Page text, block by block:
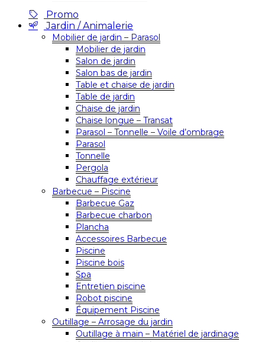
Promo
Jardin / Animalerie
Mobilier de jardin – Parasol
Mobilier de jardin
Salon de jardin
Salon bas de jardin
Table et chaise de jardin
Table de jardin
Chaise de jardin
Chaise longue – Transat
Parasol – Tonnelle – Voile d’ombrage
Parasol
Tonnelle
Pergola
Chauffage extérieur
Barbecue – Piscine
Barbecue Gaz
Barbecue charbon
Plancha
Accessoires Barbecue
Piscine
Piscine bois
Spa
Entretien piscine
Robot piscine
Équipement Piscine
Outillage – Arrosage du jardin
Outillage à main – Matériel de jardinage